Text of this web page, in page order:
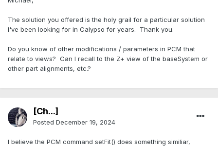
The solution you offered is the holy grail for a particular solution
I've been looking for in Calypso for years. Thank you.
Do you know of other modifications / parameters in PCM that
relate to views? Can I recall to the Z+ view of the baseSystem or
other part alignments, etc.?
[Ch...]
Posted December 19, 2024
I believe the PCM command setFit() does something similiar,